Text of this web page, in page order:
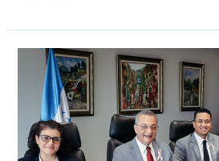
Honduras
acceso
inmediato
$198